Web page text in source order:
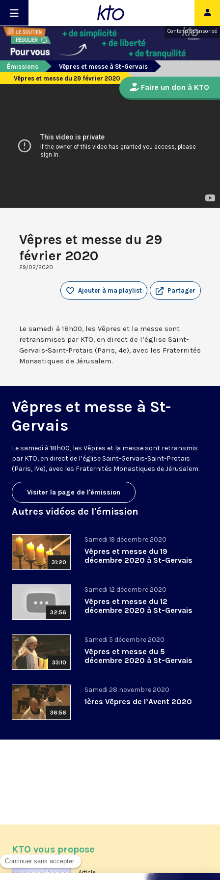
Contenu sponsorisé
Émissions
Vêpres et messe à St-Gervais
Vêpres et messe du 29 février 2020
Vêpres et messe du 29
février 2020
29/02/2020
Partager
Ajouter à ma playlist
Le samedi à 18h00, les Vêpres et la messe sont
retransmises par KTO, en direct de l’église Saint-
Gervais-Saint-Protais (Paris, 4e), avec les Fraternités
Monastiques de Jérusalem.
Vêpres et messe à St-
Gervais
Le samedi à 18h00, les Vêpres et la messe sont retransmis
par KTO, en direct de l’église Saint-Gervais-Saint-Protais
(Paris, IVe), avec les Fraternités Monastiques de Jérusalem.
Visiter la page de l'émission
Autres vidéos de l'émission
31:20
Samedi 19 décembre 2020
Vêpres et messe du 19
décembre 2020 à St-Gervais
32:56
Samedi 12 décembre 2020
Vêpres et messe du 12
décembre 2020 à St-Gervais
33:10
Samedi 5 décembre 2020
Vêpres et messe du 5
décembre 2020 à St-Gervais
36:56
Samedi 28 novembre 2020
1ères Vêpres de l’Avent 2020
Faire un don à KTO
KTO vous propose
Article